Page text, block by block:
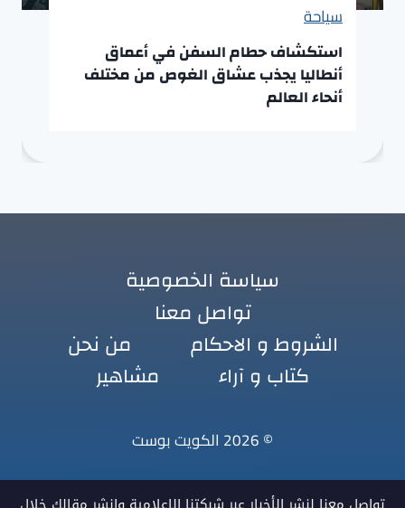
سياحة
استكشاف حطام السفن في أعماق
أنطاليا يجذب عشاق الغوص من مختلف
أنحاء العالم
سياسة الخصوصية
تواصل معنا
الشروط و الاحكام
من نحن
كتاب و آراء
مشاهير
© 2026 الكويت بوست